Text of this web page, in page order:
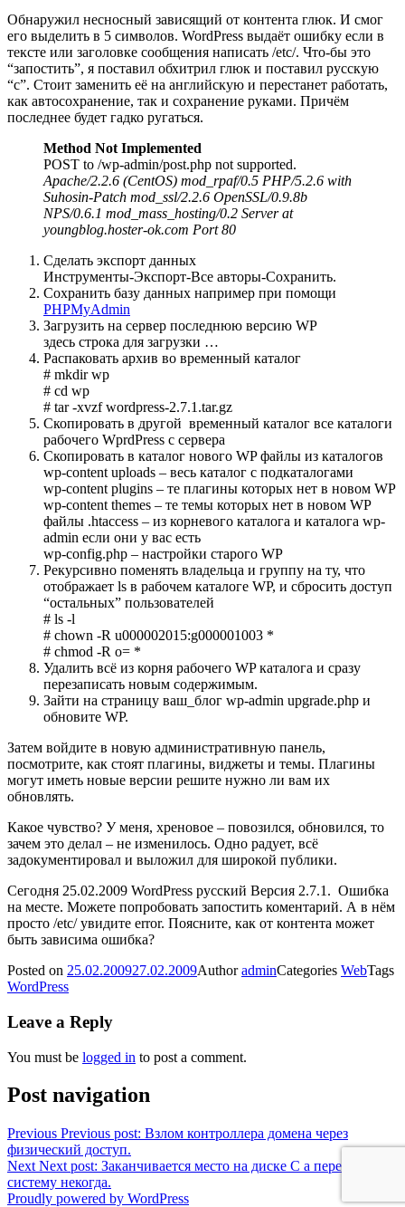
Обнаружил несносный зависящий от контента глюк. И смог
его выделить в 5 символов. WordPress выдаёт ошибку если в
тексте или заголовке сообщения написать /etс/. Что-бы это
“запостить”, я поставил обхитрил глюк и поставил русскую
“с”. Стоит заменить её на английскую и перестанет работать,
как автосохранение, так и сохранение руками. Причём
последнее будет гадко ругаться.
Method Not Implemented
POST to /wp-admin/post.php not supported.
Apache/2.2.6 (CentOS) mod_rpaf/0.5 PHP/5.2.6 with
Suhosin-Patch mod_ssl/2.2.6 OpenSSL/0.9.8b
NPS/0.6.1 mod_mass_hosting/0.2 Server at
youngblog.hoster-ok.com Port 80
Сделать экспорт данных
Инструменты-Экспорт-Все авторы-Сохранить.
Сохранить базу данных например при помощи
PHPMyAdmin
Загрузить на сервер последнюю версию WP
здесь строка для загрузки …
Распаковать архив во временный каталог
# mkdir wp
# cd wp
# tar -xvzf wordpress-2.7.1.tar.gz
Скопировать в другой временный каталог все каталоги
рабочего WprdPress с сервера
Скопировать в каталог нового WP файлы из каталогов
wp-content uploads – весь каталог с подкаталогами
wp-content plugins – те плагины которых нет в новом WP
wp-content themes – те темы которых нет в новом WP
файлы .htaccess – из корневого каталога и каталога wp-
admin если они у вас есть
wp-config.php – настройки старого WP
Pекурсивно поменять владельца и группу на ту, что
отображает ls в рабочем каталоге WP, и сбросить доступ
“остальных” пользователей
# ls -l
# chown -R u000002015:g000001003 *
# chmod -R o= *
Удалить всё из корня рабочего WP каталога и сразу
перезаписать новым содержимым.
Зайти на страницу ваш_блог wp-admin upgrade.php и
обновите WP.
Затем войдите в новую административную панель,
посмотрите, как стоят плагины, виджеты и темы. Плагины
могут иметь новые версии решите нужно ли вам их
обновлять.
Какое чувство? У меня, хреновое – повозился, обновился, то
зачем это делал – не изменилось. Одно радует, всё
задокументировал и выложил для широкой публики.
Сегодня 25.02.2009 WordPress русский Версия 2.7.1. Ошибка
на месте. Можете попробовать запостить коментарий. А в нём
просто /etс/ увидите error. Поясните, как от контента может
быть зависима ошибка?
Posted on 25.02.200927.02.2009AuthoradminCategories WebTags
WordPress
Leave a Reply
You must be logged in to post a comment.
Post navigation
Previous Previous post: Взлом контроллера домена через
физический доступ.
Next Next post: Заканчивается место на диске C а переставлять
систему некогда.
Proudly powered by WordPress